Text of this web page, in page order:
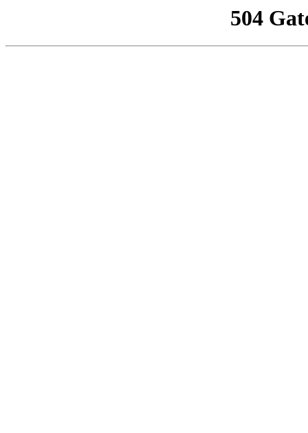
504